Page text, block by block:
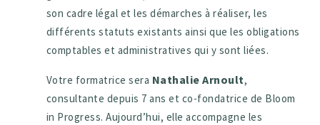
son cadre légal et les démarches à réaliser, les
différents statuts existants ainsi que les obligations
comptables et administratives qui y sont liées.
Votre formatrice sera Nathalie Arnoult,
consultante depuis 7 ans et co-fondatrice de Bloom
in Progress. Aujourd’hui, elle accompagne les